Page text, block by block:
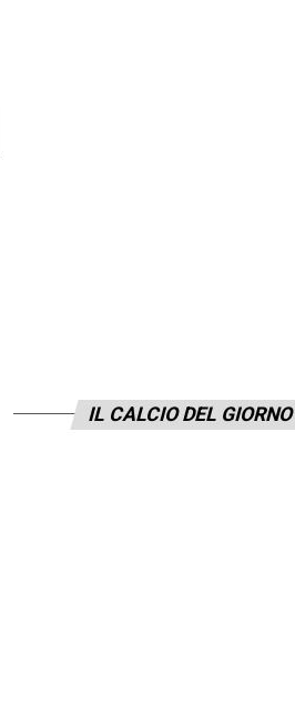
IL CALCIO DEL GIORNO